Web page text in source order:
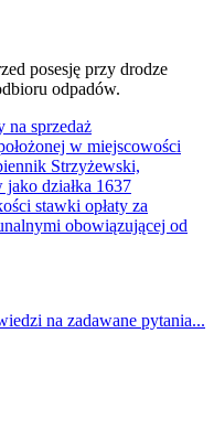
posesję przy drodze
odpadów.
na sprzedaż
w miejscowości
Strzyżewski,
działka 1637
stawki opłaty za
obowiązującej od
na zadawane pytania...